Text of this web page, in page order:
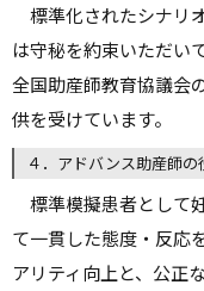
標準化されたシナリ
は守秘を約束いただい
全国助産師教育協議会
供を受けています。
４．アドバンス助産師の
標準模擬患者として
て一貫した態度・反応
アリティ向上と、公正